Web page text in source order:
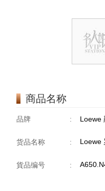
商品名称
品牌 : Loewe
货品名称 : Loewe
貨品编号 :